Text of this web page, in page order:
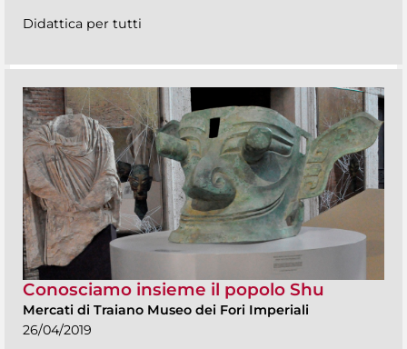
Didattica per tutti
Conosciamo insieme il popolo Shu
Mercati di Traiano Museo dei Fori Imperiali
26/04/2019